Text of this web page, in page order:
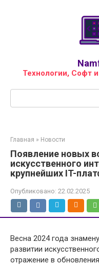
Технологии, Софт
Главная » Новости
Появление новых
искусственного
крупнейших IT-
Опубликовано: 22.02.2025
Весна 2024 года
развитии
отражение в